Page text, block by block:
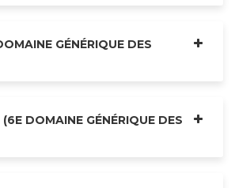
GÉNÉRIQUE DES
DOMAINE GÉNÉRIQUE DES